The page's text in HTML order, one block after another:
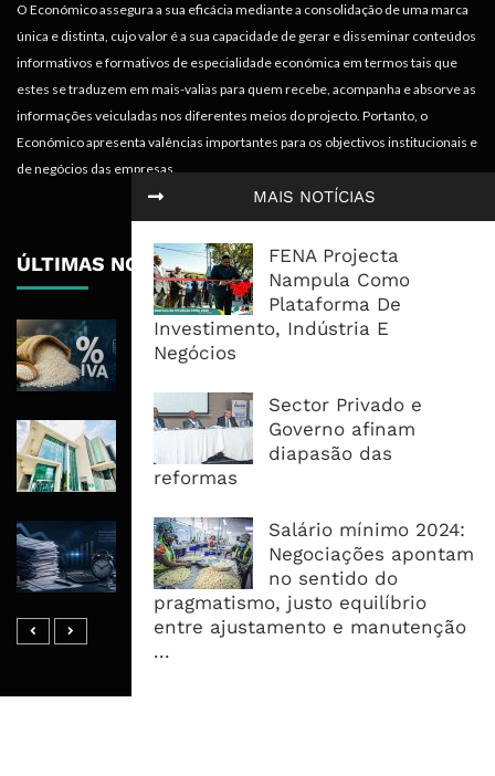
MAIS NOTÍCIAS
FENA Projecta
Nampula Como
Plataforma De
Investimento, Indústria E
Negócios
Sector Privado e
Governo afinam
diapasão das
reformas
Salário mínimo 2024:
Negociações apontam
no sentido do
pragmatismo, justo equilíbrio
entre ajustamento e manutenção
...
O Económico assegura a sua eficácia mediante a consolidação de uma marca
única e distinta, cujo valor é a sua capacidade de gerar e disseminar conteúdos
informativos e formativos de especialidade económica em termos tais que
estes se traduzem em mais-valias para quem recebe, acompanha e absorve as
informações veiculadas nos diferentes meios do projecto. Portanto, o
Económico apresenta valências importantes para os objectivos institucionais e
de negócios das empresas.
ÚLTIMAS NOTÍCIAS
ICM Atribui À Centralização Do Arroz
Preços Estáveis E 350 Milhões Em
Nedbank Mantém Lucro Em R8,4 Mil
Milhões E Acelera Expansão Para
África Oriental
Reembolsos Do IVA Sobem Para 4,5
Mil Milhões, Mas Morosidade
Mantém Empresas A Financiar O ...